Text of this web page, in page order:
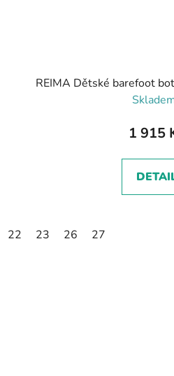
REIMA Dětské barefoot
1 915
22 23 26 27